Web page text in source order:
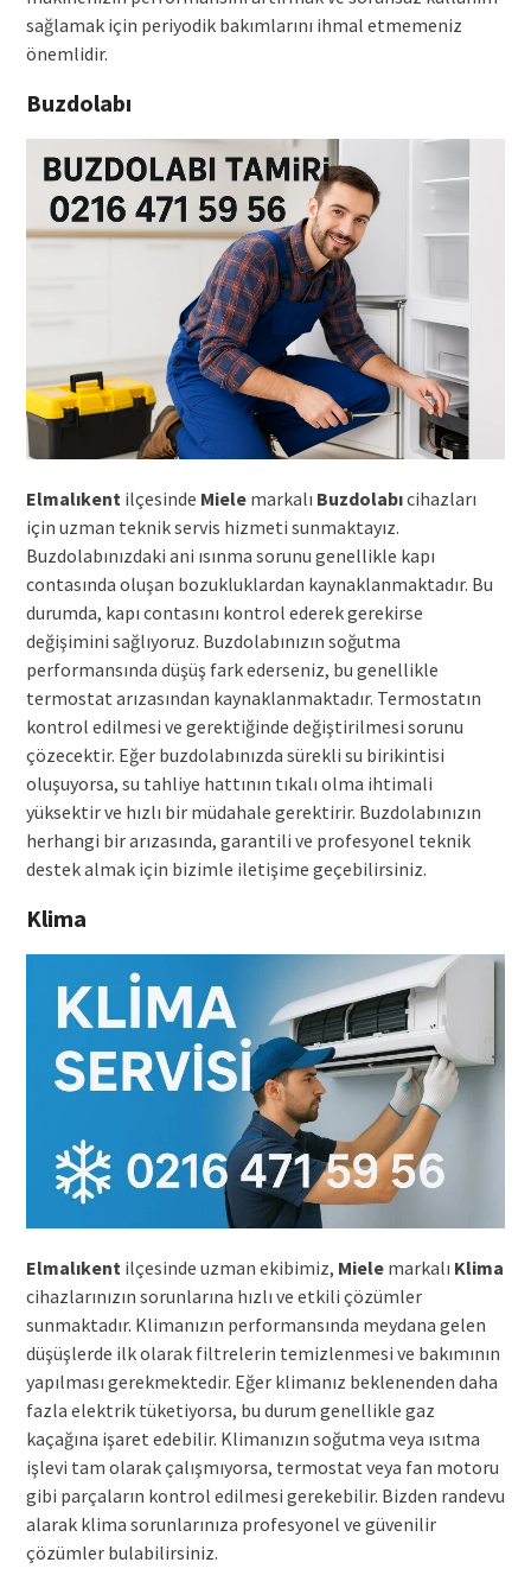
sağlamak için periyodik bakımlarını ihmal etmemeniz
önemlidir.
Buzdolabı
Elmalıkentilçesinde Mielemarkalı Buzdolabıcihazları
için uzman teknik servis hizmeti sunmaktayız.
Buzdolabınızdaki ani ısınma sorunu genellikle kapı
contasında oluşan bozukluklardan kaynaklanmaktadır. Bu
durumda, kapı contasını kontrol ederek gerekirse
değişimini sağlıyoruz. Buzdolabınızın soğutma
performansında düşüş fark ederseniz, bu genellikle
termostat arızasından kaynaklanmaktadır. Termostatın
kontrol edilmesi ve gerektiğinde değiştirilmesi sorunu
çözecektir. Eğer buzdolabınızda sürekli su birikintisi
oluşuyorsa, su tahliye hattının tıkalı olma ihtimali
yüksektir ve hızlı bir müdahale gerektirir. Buzdolabınızın
herhangi bir arızasında, garantili ve profesyonel teknik
destek almak için bizimle iletişime geçebilirsiniz.
Klima
Elmalıkent ilçesinde uzman ekibimiz, Mielemarkalı Klima
cihazlarınızın sorunlarına hızlı ve etkili çözümler
sunmaktadır. Klimanızın performansında meydana gelen
düşüşlerde ilk olarak filtrelerin temizlenmesi ve bakımının
yapılması gerekmektedir. Eğer klimanız beklenenden daha
fazla elektrik tüketiyorsa, bu durum genellikle gaz
kaçağına işaret edebilir. Klimanızın soğutma veya ısıtma
işlevi tam olarak çalışmıyorsa, termostat veya fan motoru
gibi parçaların kontrol edilmesi gerekebilir. Bizden randevu
alarak klima sorunlarınıza profesyonel ve güvenilir
çözümler bulabilirsiniz.